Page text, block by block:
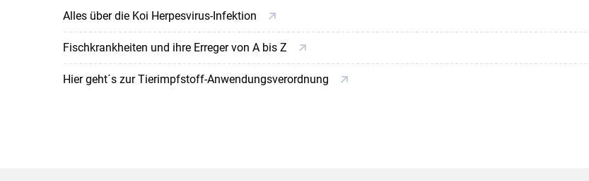
Alles über die Koi Herpesvirus-Infektion
Fischkrankheiten und ihre Erreger von A bis Z
Hier geht´s zur Tierimpfstoff-Anwendungsverordnung